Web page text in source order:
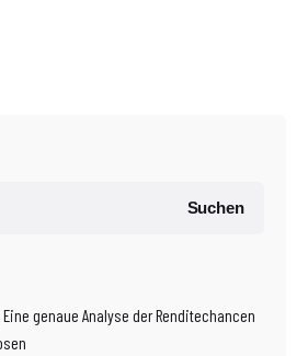
Suchen
genaue Analyse der Renditechancen